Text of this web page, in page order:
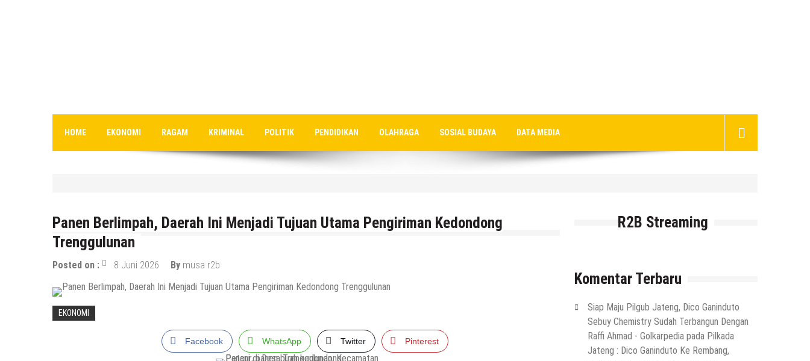
HOME EKONOMI RAGAM KRIMINAL POLITIK PENDIDIKAN OLAHRAGA SOSIAL BUDAYA DATA MEDIA
6 Agustus 2026 bymusa r2b
HEADLINE
Pria Asli Rembang Masuk Staf Kepelatihan Timnas, Berikut Profil Lengkapnya
Panen Berlimpah, Daerah Ini Menjadi Tujuan Utama Pengiriman Kedondong
Trenggulunan
Posted on : 8 Juni 2026 By musa r2b
EKONOMI
Facebook WhatsApp Twitter Pinterest
R2B Streaming
Komentar Terbaru
Siap Maju Pilgub Jateng, Dico Ganinduto
Sebuy Chemistry Sudah Terbangun Dengan
Raffi Ahmad - Golkarpediapada Pilkada
Jateng : Dico Ganinduto Ke Rembang,